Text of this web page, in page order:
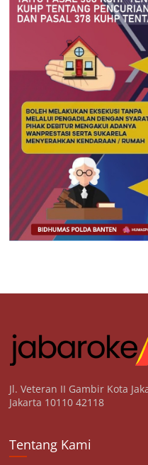
Jl. Veteran II Gambir Kota
Jakarta 10110 42118
Tentang Kami